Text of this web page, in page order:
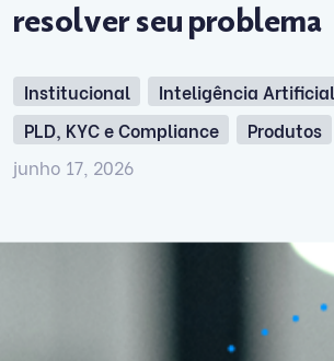
resolver seu problema
Institucional
Inteligência Artificial
PLD, KYC e Compliance
Produtos
junho 17, 2026